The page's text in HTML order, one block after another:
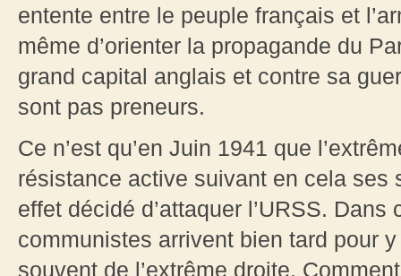
entente entre le peuple français et
même d’orienter la propagande du
grand capital anglais et contre sa
sont pas preneurs.
Ce n’est qu’en Juin 1941 que
résistance active suivant en cela ses
effet décidé d’attaquer l’URSS.
communistes arrivent bien tard pour
souvent de l’extrême droite.